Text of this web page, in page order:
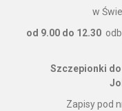
w
od 9.00 do 12.30
Szczepionki
Zapisy pod